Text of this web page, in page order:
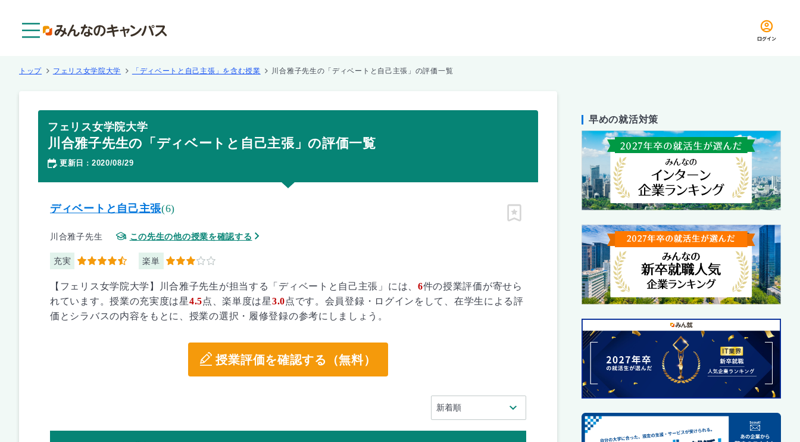
ログイン
トップ フェリス女学院大学 「ディベートと自己主張」を含む授業 川合雅子先生の「ディベートと自己主張」の評価一覧
フェリス女学院大学
川合雅子先生の「ディベートと自己主張」の評価一覧
更新日 ： 2020/08/29
ディベートと自己主張(6)
川合雅子先生 この先生の他の授業を確認する
充実 4.5 楽単 3
ピン留め
【フェリス女学院大学】川合雅子先生が担当する「ディベートと自己主張」には、 6件の授業評価が寄せら
れています。授業の充実度は星4.5点、楽単度は星3.0点です。会員登録・ログインをして、在学生による評
価とシラバスの内容をもとに、授業の選択・履修登録の参考にしましょう。
授業評価を確認する（無料）
早めの就活対策